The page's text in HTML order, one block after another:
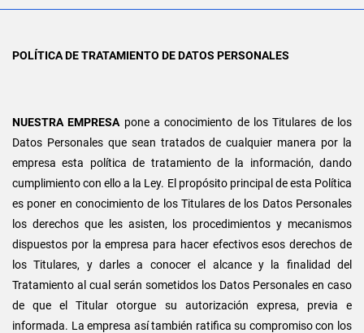
POLÍTICA DE TRATAMIENTO DE DATOS PERSONALES
NUESTRA EMPRESA pone a conocimiento de los Titulares de los
Datos Personales que sean tratados de cualquier manera por la
empresa esta política de tratamiento de la información, dando
cumplimiento con ello a la Ley. El propósito principal de esta Política
es poner en conocimiento de los Titulares de los Datos Personales
los derechos que les asisten, los procedimientos y mecanismos
dispuestos por la empresa para hacer efectivos esos derechos de
los Titulares, y darles a conocer el alcance y la finalidad del
Tratamiento al cual serán sometidos los Datos Personales en caso
de que el Titular otorgue su autorización expresa, previa e
informada. La empresa así también ratifica su compromiso con los